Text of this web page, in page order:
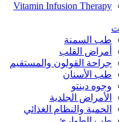
Vitamin Infusion Therapy
طب السمنة
أمراض القلب
جراحة القولون والمستقيم
طب الأسنان
وجوه دينتو
الأمراض الجلدية
الحمية والنظام الغذائي